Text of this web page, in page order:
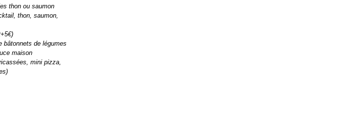
thon ou saumon
thon, saumon,
bâtonnets de légumes
maison
mini pizza,